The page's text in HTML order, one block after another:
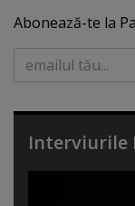
Abonează-te la
Interviurile